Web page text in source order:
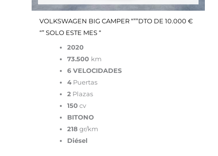
VOLKSWAGEN BIG CAMPER “””DTO DE 10.000 €
“” SOLO ESTE MES “
2020
73.500 km
6 VELOCIDADES
4Puertas
2Plazas
150cv
BITONO
218 gr/km
Diésel